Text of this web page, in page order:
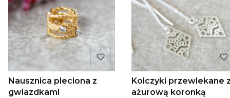
Nausznica pleciona z
gwiazdkami
Kolczyki przewlekane
ażurową koronką